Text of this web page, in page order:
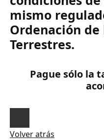
mismo
Ordenación de
Terrestres.
Pague sólo la
Volver atrás